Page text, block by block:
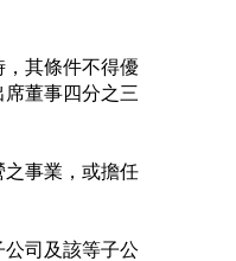
其條件不得優
董事四分之三
之事業，或擔任
公司及該等子公